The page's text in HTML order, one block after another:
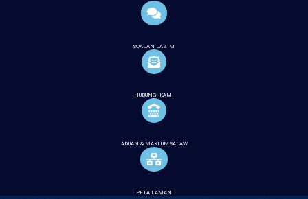
SOALAN LAZIM
HUBUNGI KAMI
ADUAN & MAKLUMBALAW
PETA LAMAN